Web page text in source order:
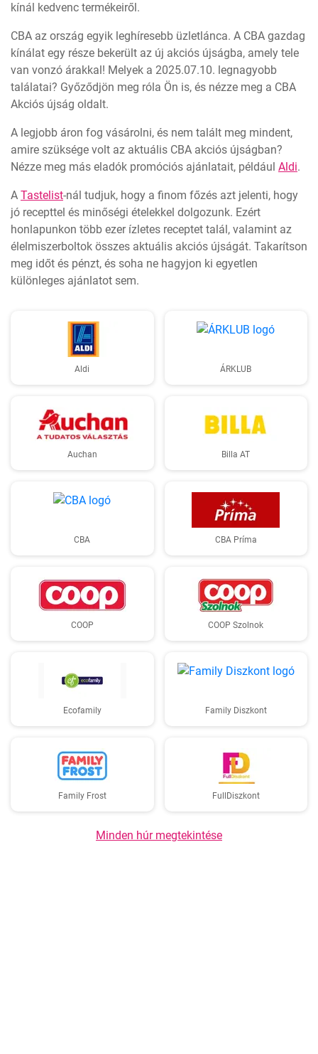
kínál kedvenc termékeiről.
CBA az ország egyik leghíresebb üzletlánca. A CBA gazdag
kínálat egy része bekerült az új akciós újságba, amely tele
van vonzó árakkal! Melyek a 2025.07.10. legnagyobb
találatai? Győződjön meg róla Ön is, és nézze meg a CBA
Akciós újság oldalt.
A legjobb áron fog vásárolni, és nem talált meg mindent,
amire szüksége volt az aktuális CBA akciós újságban?
Nézze meg más eladók promóciós ajánlatait, például Aldi.
A Tastelist-nál tudjuk, hogy a finom főzés azt jelenti, hogy
jó recepttel és minőségi ételekkel dolgozunk. Ezért
honlapunkon több ezer ízletes receptet talál, valamint az
élelmiszerboltok összes aktuális akciós újságát. Takarítson
meg időt és pénzt, és soha ne hagyjon ki egyetlen
különleges ajánlatot sem.
Aldi ÁRKLUB
Auchan Billa AT
CBA CBA Príma
COOP COOP Szolnok
Ecofamily Family Diszkont
Family Frost FullDiszkont
Minden húr megtekintése